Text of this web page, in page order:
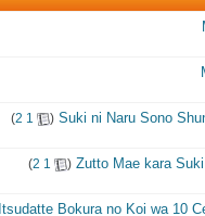
(
1
2
)
(
1
2
)